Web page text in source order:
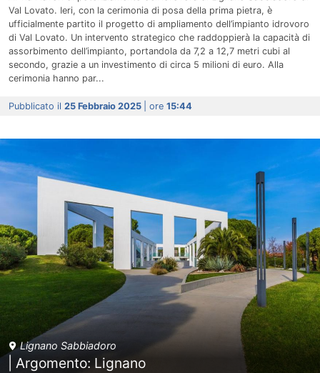
Val Lovato. Ieri, con la cerimonia di posa della prima pietra, è
ufficialmente partito il progetto di ampliamento dell’impianto idrovoro
di Val Lovato. Un intervento strategico che raddoppierà la capacità di
assorbimento dell’impianto, portandola da 7,2 a 12,7 metri cubi al
secondo, grazie a un investimento di circa 5 milioni di euro. Alla
cerimonia hanno par...
Pubblicato il 25 Febbraio 2025 | ore 15:44
Lignano Sabbiadoro
| Argomento: Lignano